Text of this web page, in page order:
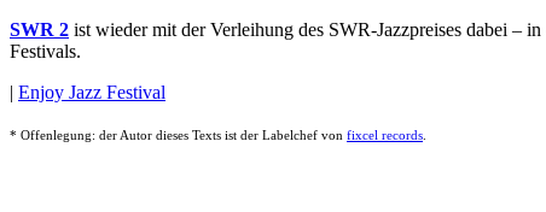
SWR 2 ist wieder mit der Verleihung des SWR-Jazzpreises dabei –
Festivals.
| Enjoy Jazz Festival
* Offenlegung: der Autor dieses Texts ist der Labelchef von fixcel records